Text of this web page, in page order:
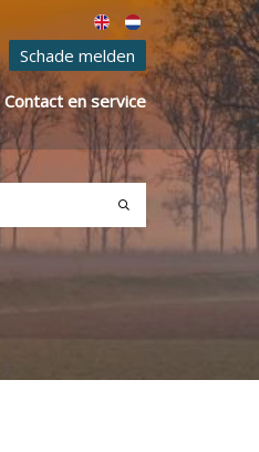
Schade melden
Contact en service